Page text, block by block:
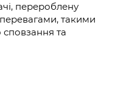
перероблену
такими
сповзання та